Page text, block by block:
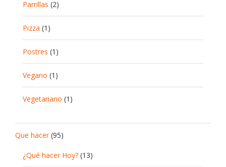
Parrillas (2)
Pizza (1)
Postres (1)
Vegano (1)
Vegetariano (1)
Que hacer(95)
¿Qué hacer Hoy? (13)